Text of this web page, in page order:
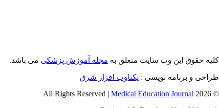
حقوق این وب سایت متعلق به مجله آموزش پزشکی می باشد.
و برنامه نویسی : یکتاوب افزار شرق
© 2026 All
Medical Education Journal